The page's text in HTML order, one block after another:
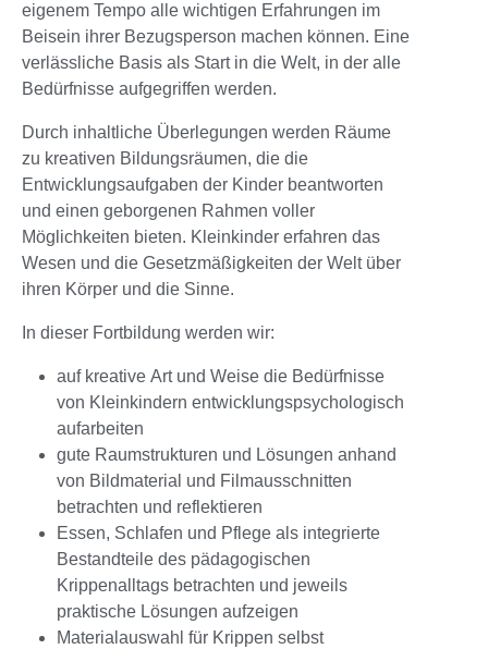
eigenem Tempo alle wichtigen Erfahrungen im
Beisein ihrer Bezugsperson machen können. Eine
verlässliche Basis als Start in die Welt, in der alle
Bedürfnisse aufgegriffen werden.
Durch inhaltliche Überlegungen werden Räume
zu kreativen Bildungsräumen, die die
Entwicklungsaufgaben der Kinder beantworten
und einen geborgenen Rahmen voller
Möglichkeiten bieten. Kleinkinder erfahren das
Wesen und die Gesetzmäßigkeiten der Welt über
ihren Körper und die Sinne.
In dieser Fortbildung werden wir:
auf kreative Art und Weise die Bedürfnisse
von Kleinkindern entwicklungspsychologisch
aufarbeiten
gute Raumstrukturen und Lösungen anhand
von Bildmaterial und Filmausschnitten
betrachten und reflektieren
Essen, Schlafen und Pflege als integrierte
Bestandteile des pädagogischen
Krippenalltags betrachten und jeweils
praktische Lösungen aufzeigen
Materialauswahl für Krippen selbst